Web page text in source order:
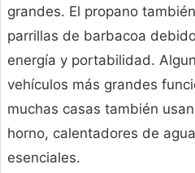
grandes. El propano
parrillas de barbacoa
energía y portabilidad.
vehículos más grandes
muchas casas también
horno, calentadores de
esenciales.